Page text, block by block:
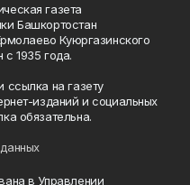
газета
Башкортостан
Куюргазинского
1935 года.
ссылка на газету
изданий и социальных
обязательна.
в Управлении